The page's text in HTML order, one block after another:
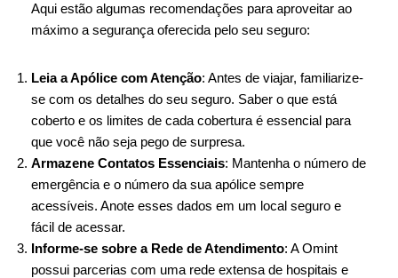
Aqui estão algumas recomendações para aproveitar ao
máximo a segurança oferecida pelo seu seguro:
Leia a Apólice com Atenção: Antes de viajar, familiarize-
se com os detalhes do seu seguro. Saber o que está
coberto e os limites de cada cobertura é essencial para
que você não seja pego de surpresa.
Armazene Contatos Essenciais: Mantenha o número de
emergência e o número da sua apólice sempre
acessíveis. Anote esses dados em um local seguro e
fácil de acessar.
Informe-se sobre a Rede de Atendimento: A Omint
possui parcerias com uma rede extensa de hospitais e